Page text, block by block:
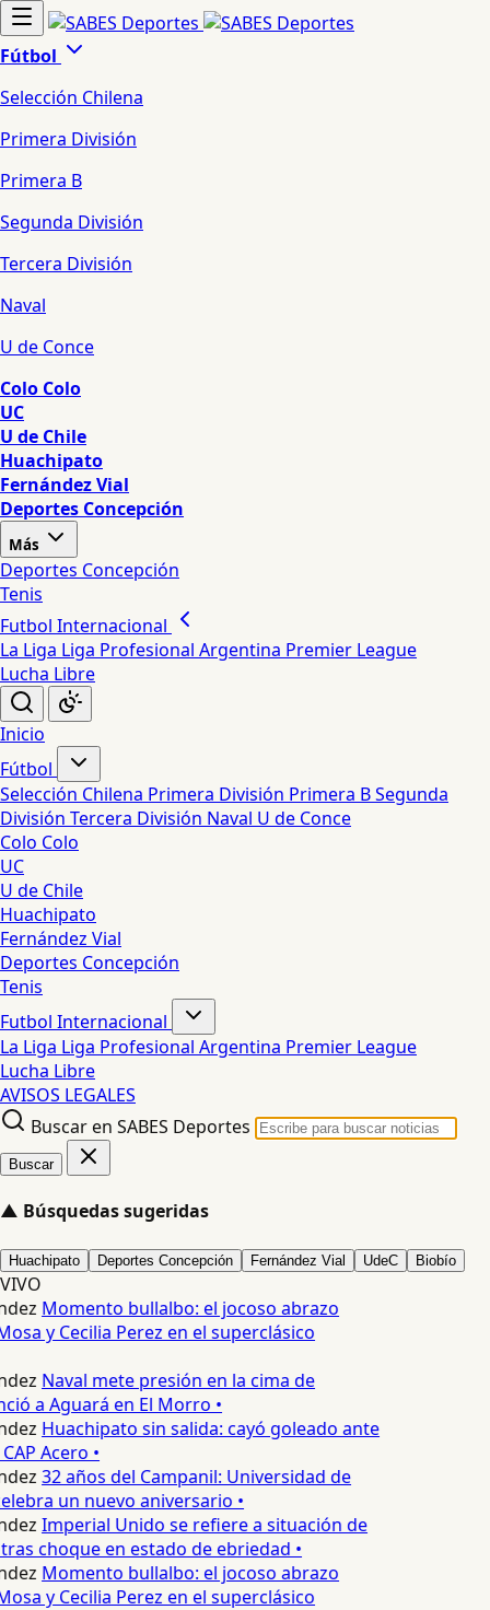
Fútbol
Selección Chilena
Primera División
Primera B
Segunda División
Tercera División
Naval
U de Conce
Colo Colo
UC
U de Chile
Huachipato
Fernández Vial
Deportes Concepción
Más
Deportes Concepción
Tenis
Futbol Internacional
La Liga Liga Profesional Argentina Premier League
Lucha Libre
Inicio
Fútbol
Selección Chilena Primera División Primera BSegunda
División Tercera División Naval U de Conce
Colo Colo
UC
U de Chile
Huachipato
Fernández Vial
Deportes Concepción
Tenis
Futbol Internacional
La Liga Liga Profesional Argentina Premier League
Lucha Libre
AVISOS LEGALES
Buscar en SABES Deportes
Buscar
▲ Búsquedas sugeridas
Huachipato Deportes Concepción Fernández Vial UdeC Biobío
VIVO
Momento bullalbo: el jocoso abrazo
y Cecilia Perez en el superclásico
Naval mete presión en la cima de
a Aguará en El Morro •
Huachipato sin salida: cayó goleado ante
Acero •
32 años del Campanil: Universidad de
un nuevo aniversario •
Imperial Unido se refiere a situación de
choque en estado de ebriedad •
Momento bullalbo: el jocoso abrazo
y Cecilia Perez en el superclásico